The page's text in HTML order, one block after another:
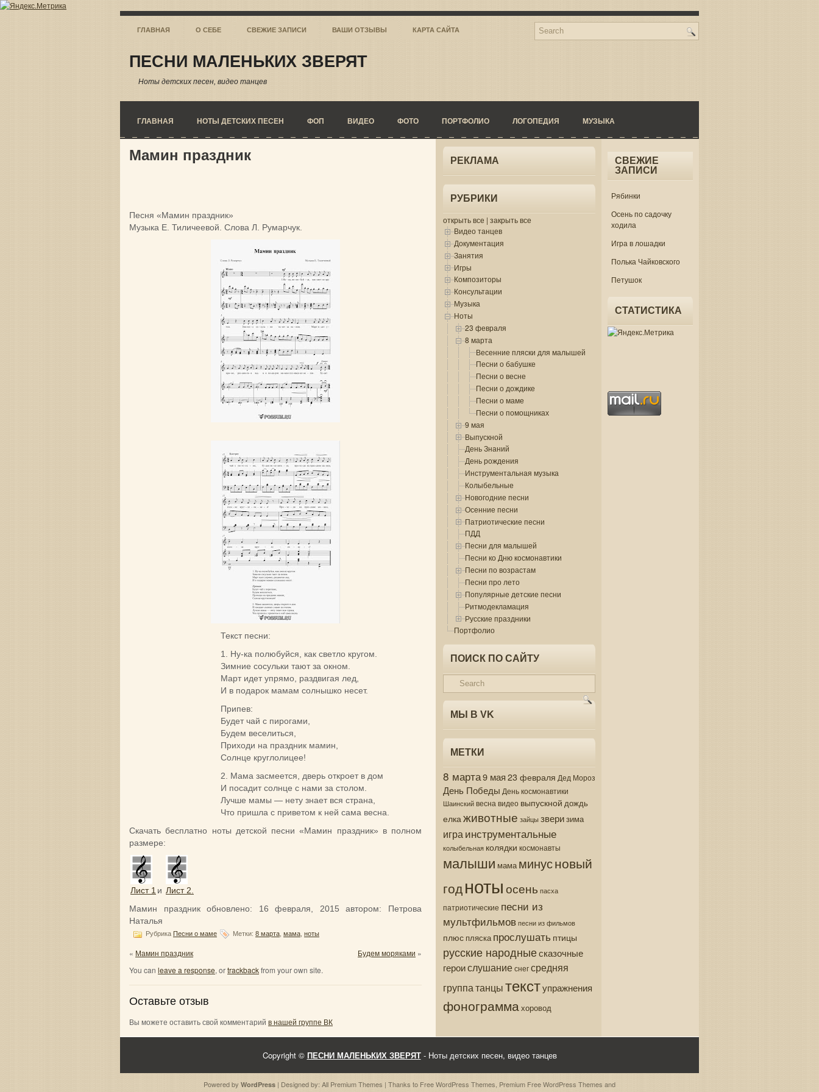
ГЛАВНАЯ О СЕБЕ СВЕЖИЕ ЗАПИСИ ВАШИ ОТЗЫВЫ КАРТА САЙТА
ПЕСНИ МАЛЕНЬКИХ ЗВЕРЯТ
Ноты детских песен, видео танцев
ГЛАВНАЯ НОТЫ ДЕТСКИХ ПЕСЕН ФОП ВИДЕО ФОТО ПОРТФОЛИО ЛОГОПЕДИЯ МУЗЫКА
Мамин праздник
Песня «Мамин праздник»
Музыка Е. Тиличеевой. Слова Л. Румарчук.
Текст песни:
1. Ну-ка полюбуйся, как светло кругом.
Зимние сосульки тают за окном.
Март идет упрямо, раздвигая лед,
И в подарок мамам солнышко несет.
Припев:
Будет чай с пирогами,
Будем веселиться,
Приходи на праздник мамин,
Солнце круглолицее!
2. Мама засмеется, дверь откроет в дом
И посадит солнце с нами за столом.
Лучше мамы — нету знает вся страна,
Что пришла с приветом к ней сама весна.
Скачать бесплатно ноты детской песни «Мамин праздник» в полном
размере:
Лист 1 и Лист 2.
Мамин праздникобновлено: 16 февраля, 2015 автором: Петрова
Наталья
Рубрика Песни о маме Метки: 8 марта мама ноты
« Мамин праздник Будем моряками »
You can leave a response, ortrackbackfrom your own site.
Оставьте отзыв
Вы можете оставить свой комментарий в нашей группе ВК
РЕКЛАМА
РУБРИКИ
открыть все | закрыть все
Видео танцев
Документация
Занятия
Игры
Композиторы
Консультации
Музыка
Ноты
23 февраля
8 марта
Весенние пляски для малышей
Песни о бабушке
Песни о весне
Песни о дождике
Песни о маме
Песни о помощниках
9 мая
Выпускной
День Знаний
День рождения
Инструментальная музыка
Колыбельные
Новогодние песни
Осенние песни
Патриотические песни
ПДД
Песни для малышей
Песни ко Дню космонавтики
Песни по возрастам
Песни про лето
Популярные детские песни
Ритмодекламация
Русские праздники
Портфолио
ПОИСК ПО САЙТУ
МЫ В VK
МЕТКИ
8 марта9 мая 23 февраля Дед Мороз
День Победы День космонавтики
Шаинскийвесна видео выпускной дождь
елкаживотные зайцы зверизима
играинструментальные
колыбельная колядки космонавты
малыши мама минусновый
годнотыосень пасха
патриотические песни из
мультфильмов песни из фильмов
плюс пляска прослушать птицы
русские народныесказочные
героислушаниеснегсредняя
группатанцытекступражнения
фонограммахоровод
СВЕЖИЕ
ЗАПИСИ
Рябинки
Осень по садочку
ходила
Игра в лошадки
Полька Чайковского
Петушок
СТАТИСТИКА
Copyright © ПЕСНИ МАЛЕНЬКИХ ЗВЕРЯТ- Ноты детских песен, видео танцев
Powered by WordPress | Designed by: All Premium Themes | Thanks to Free WordPress Themes Premium Free WordPress Themes and